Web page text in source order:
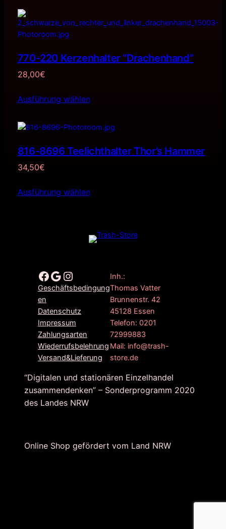
770-220 Kerzenhalter “Drachenhand”
28,00€
Ausführung wählen
816-8696 Teelichthalter Thor’s Hammer
34,50€
Ausführung wählen
Facebook Google Instagram
Geschäftsbedingung
en
Datenschutz
Impressum
Zahlungsarten
Wiederrufsbelehrung
Versand&Lieferung
Inh.:
Thomas Vatter
Brunnenstr. 42
45128 Essen
Telefon: 0201
72999883
Mail: info@trash-
store.de
“Digitalen und stationären Einzelhandel
zusammendenken” – Sonderprogramm 2020
des Landes NRW
Online Shop gefördert vom Land NRW